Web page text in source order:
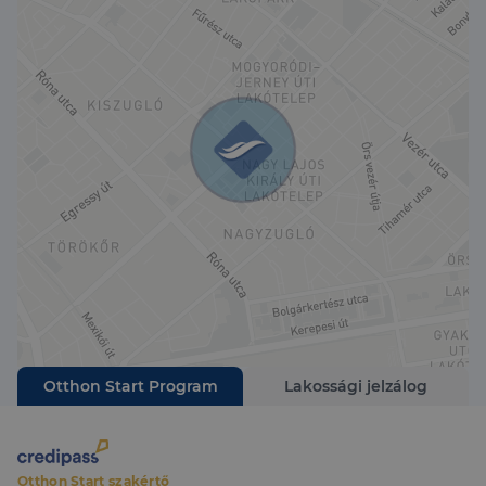
Nyílászárók: Az ablakok modern, hőszigetelt
műanyag ablakokra lettek cserélve, melyek
mindegyike redőnnyel és szúnyoghálóval felszerelt.
A társasház jó állapotú, túl van a villanyhálózat
korszerűsítésen és a strang cserén. Tiszta és
rendezett közös terek jellemzik. A 15 000 Ft-os közös
költség tartalmazza a felújítási alapot is a ház
megbízottjai folyamatosan szépítik, karbantartják az
épületet.
Extra tároló: A lakáshoz tartozik egy száraz, kiválóan
használható pincehelyiség/tároló a ház alatt és egy
közös kerékpár- vagy babakocsi tároló a földszinten.
Parkolás: A ház körül a parkolás kifejezetten könnyű,
mindig van szabad hely.
A lakás elhelyezkedése a XIV. kerület egyik
legnagyobb előnye: a zöldövezeti nyugalom mellett
Otthon Start Program Lakossági jelzálog
Otthon Start szakértő